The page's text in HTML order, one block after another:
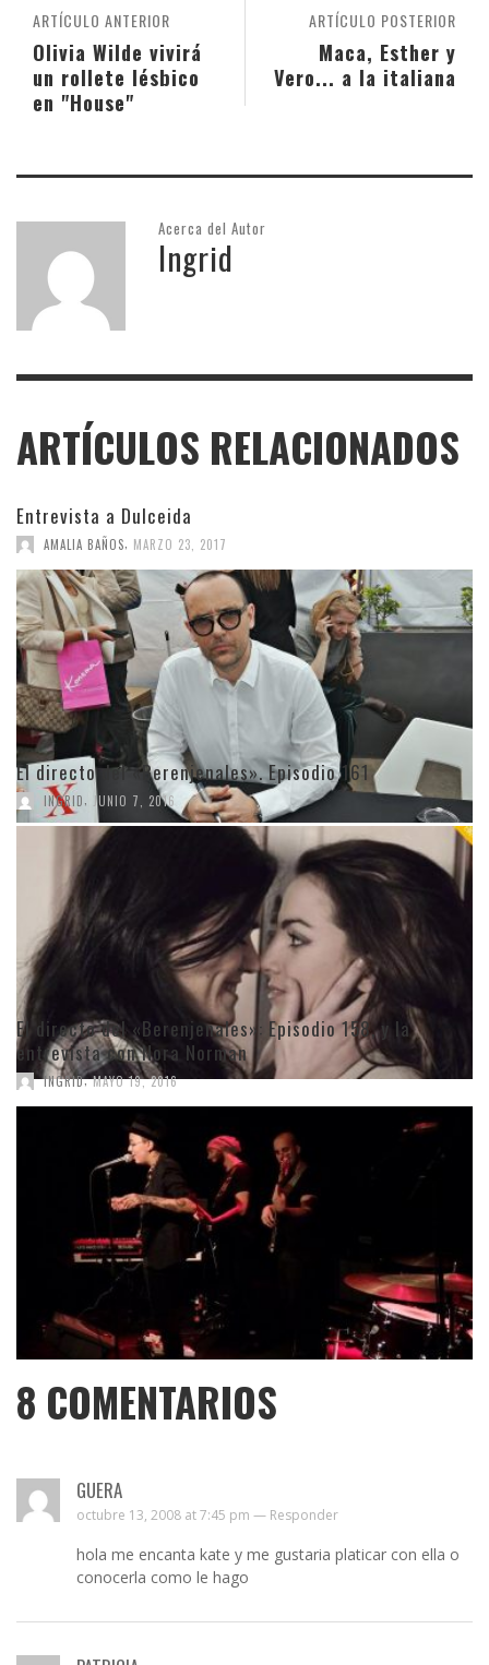
ARTÍCULO POSTERIOR
Maca, Esther y
Vero... a la italiana
ARTÍCULO ANTERIOR
Olivia Wilde vivirá
un rollete lésbico
en "House"
Acerca del Autor
Ingrid
ARTÍCULOS RELACIONADOS
Entrevista a Dulceida
AMALIA BAÑOS, MARZO 23, 2017
El directo del «Berenjenales». Episodio 161
INGRID JUNIO 7, 2016
El directo del «Berenjenales»: Episodio 158, y la
entrevista con Nora Norman
INGRID, MAYO 19, 2016
8 COMENTARIOS
GUERA
octubre 13, 2008 at 7:45 pm — Responder
hola me encanta kate y me gustaria platicar con ella o
conocerla como le hago